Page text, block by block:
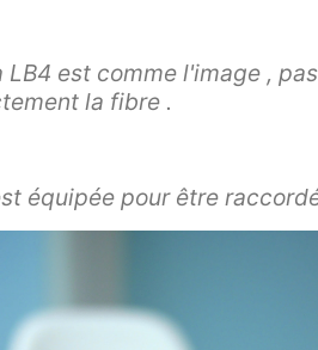
LB4 est comme l'image ,
la fibre .
équipée pour être